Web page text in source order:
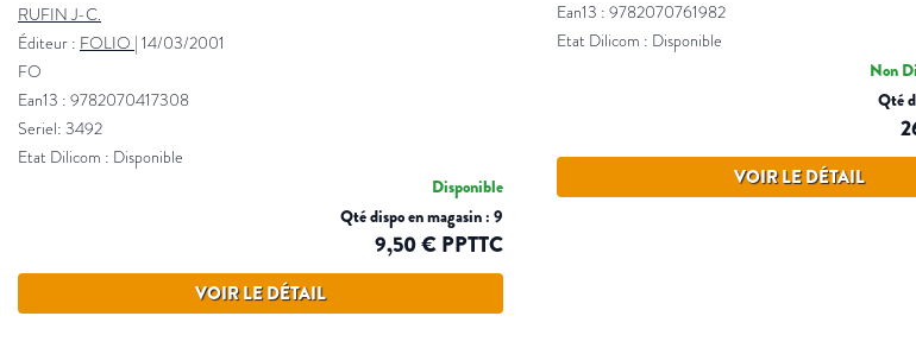
RUFIN J-C.
Éditeur : FOLIO | 14/03/2001
FO
Ean13 : 9782070417308
Seriel: 3492
Etat Dilicom : Disponible
Disponible
Qté dispo en magasin : 9
9,50 € PPTTC
VOIR LE DÉTAIL
Ean13 : 9782070761982
Etat Dilicom : Disponible
Non
Qté
VOIR LE DÉTAIL